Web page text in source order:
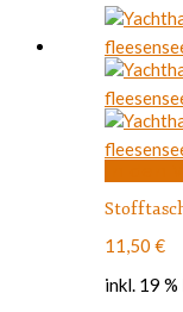
11,50 €
inkl. 19